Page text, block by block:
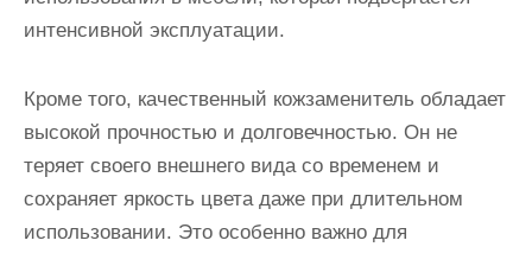
интенсивной эксплуатации.
Кроме того, качественный кожзаменитель обладает
высокой прочностью и долговечностью. Он не
теряет своего внешнего вида со временем и
сохраняет яркость цвета даже при длительном
использовании. Это особенно важно для